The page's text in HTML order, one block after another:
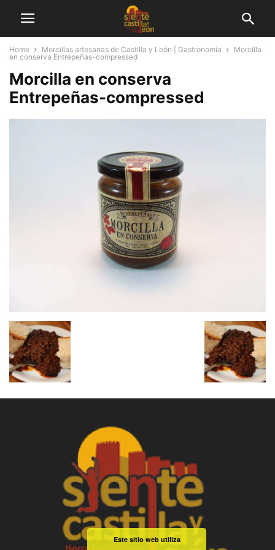
Home Morcillas artesanas de Castilla y León | Gastronomía
Morcilla
en conserva Entrepeñas-compressed
Morcilla en conserva
Entrepeñas-compressed
Este sitio web utiliza